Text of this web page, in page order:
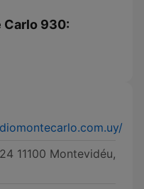
Carlo 930:
11100 Montevidéu,